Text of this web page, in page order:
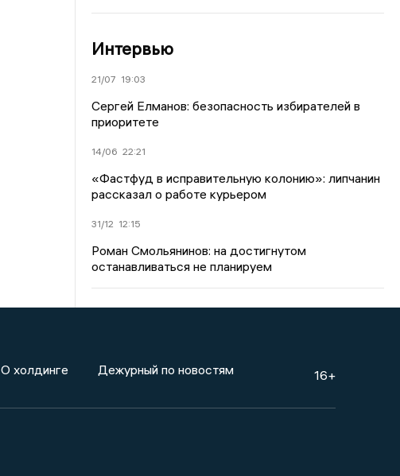
Интервью
21/07 19:03
Сергей Елманов: безопасность избирателей в
приоритете
14/06 22:21
«Фастфуд в исправительную колонию»: липчанин
рассказал о работе курьером
31/12 12:15
Роман Смольянинов: на достигнутом
останавливаться не планируем
О холдинге Дежурный по новостям 16+